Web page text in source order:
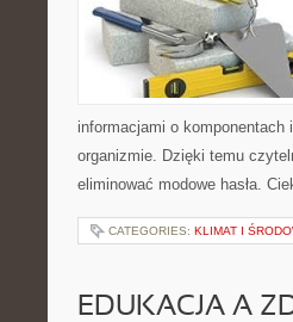
informacjami o
organizmie. Dzięki temu
eliminować modowe hasła.
CATEGORIES: KLIMAT I
EDUKACJA A